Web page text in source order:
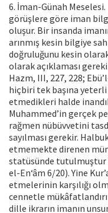
6. İman-Günah
görüşlere göre iman
oluşur. Bir insanda
arınmış kesin bilgiye
doğruluğunu kesin
olarak açıklaması
Hazm, III, 227, 228;
hiçbiri tek başına
etmedikleri halde
Muhammed’in gerçek
rağmen nübüvvetini
sayılması gerekir.
etmemekte direnen
statüsünde tutulmuştur
el-En‘âm 6/20). Yine
etmelerinin karşılığı
cennetle
dille ikrarın imanın